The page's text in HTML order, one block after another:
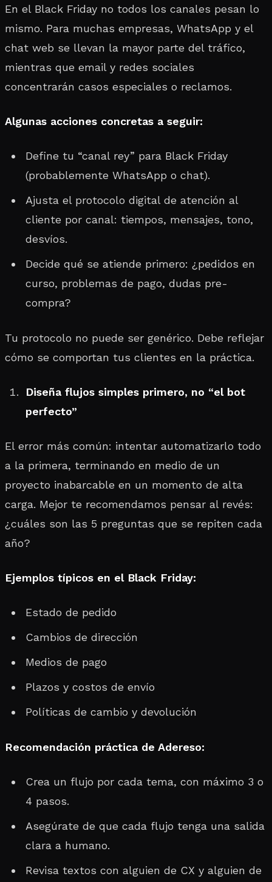
En el Black Friday no todos los canales pesan lo
mismo. Para muchas empresas, WhatsApp y el
chat web se llevan la mayor parte del tráfico,
mientras que email y redes sociales
concentrarán casos especiales o reclamos.
Algunas acciones concretas a seguir:
Define tu “canal rey” para Black Friday
(probablemente WhatsApp o chat).
Ajusta el protocolo digital de atención al
cliente por canal: tiempos, mensajes, tono,
desvíos.
Decide qué se atiende primero: ¿pedidos en
curso, problemas de pago, dudas pre-
compra?
Tu protocolo no puede ser genérico. Debe reflejar
cómo se comportan tus clientes en la práctica.
Diseña flujos simples primero, no “el bot
perfecto”
El error más común: intentar automatizarlo todo
a la primera, terminando en medio de un
proyecto inabarcable en un momento de alta
carga. Mejor te recomendamos pensar al revés:
¿cuáles son las 5 preguntas que se repiten cada
año?
Ejemplos típicos en el Black Friday:
Estado de pedido
Cambios de dirección
Medios de pago
Plazos y costos de envío
Políticas de cambio y devolución
Recomendación práctica de Adereso:
Crea un flujo por cada tema, con máximo 3 o
4 pasos.
Asegúrate de que cada flujo tenga una salida
clara a humano.
Revisa textos con alguien de CX y alguien de